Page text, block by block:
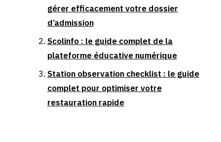
gérer efficacement votre dossier
d’admission
Scolinfo : le guide complet de la
plateforme éducative numérique
Station observation checklist : le guide
complet pour optimiser votre
restauration rapide